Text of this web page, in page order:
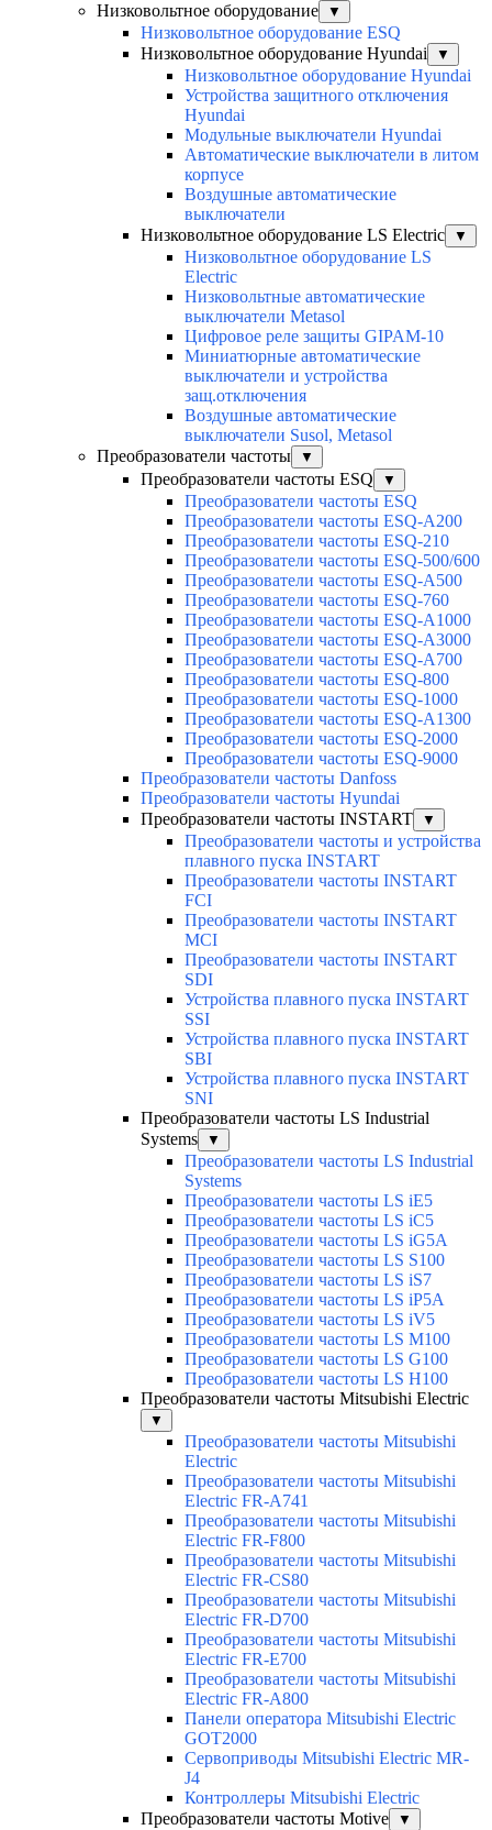
Низковольтное оборудование ▼
Низковольтное оборудование ESQ
Низковольтное оборудование Hyundai
▼
Низковольтное оборудование Hyundai
Устройства защитного отключения
Hyundai
Модульные выключатели Hyundai
Автоматические выключатели в литом
корпусе
Воздушные автоматические
выключатели
Низковольтное оборудование LS Electric
▼
Низковольтное оборудование LS
Electric
Низковольтные автоматические
выключатели Metasol
Цифровое реле защиты GIPAM-10
Миниатюрные автоматические
выключатели и устройства
защ.отключения
Воздушные автоматические
выключатели Susol, Metasol
Преобразователи частоты
▼
Преобразователи частоты ESQ ▼
Преобразователи частоты ESQ
Преобразователи частоты ESQ-A200
Преобразователи частоты ESQ-210
Преобразователи частоты ESQ-500/600
Преобразователи частоты ESQ-A500
Преобразователи частоты ESQ-760
Преобразователи частоты ESQ-A1000
Преобразователи частоты ESQ-A3000
Преобразователи частоты ESQ-A700
Преобразователи частоты ESQ-800
Преобразователи частоты ESQ-1000
Преобразователи частоты ESQ-A1300
Преобразователи частоты ESQ-2000
Преобразователи частоты ESQ-9000
Преобразователи частоты Danfoss
Преобразователи частоты Hyundai
Преобразователи частоты INSTART
▼
Преобразователи частоты и устройства
плавного пуска INSTART
Преобразователи частоты INSTART
FCI
Преобразователи частоты INSTART
MCI
Преобразователи частоты INSTART
SDI
Устройства плавного пуска INSTART
SSI
Устройства плавного пуска INSTART
SBI
Устройства плавного пуска INSTART
SNI
Преобразователи частоты LS Industrial
Systems
▼
Преобразователи частоты LS Industrial
Systems
Преобразователи частоты LS iE5
Преобразователи частоты LS iC5
Преобразователи частоты LS iG5A
Преобразователи частоты LS S100
Преобразователи частоты LS iS7
Преобразователи частоты LS iP5A
Преобразователи частоты LS iV5
Преобразователи частоты LS M100
Преобразователи частоты LS G100
Преобразователи частоты LS H100
Преобразователи частоты Mitsubishi Electric
▼
Преобразователи частоты Mitsubishi
Electric
Преобразователи частоты Mitsubishi
Electric FR-A741
Преобразователи частоты Mitsubishi
Electric FR-F800
Преобразователи частоты Mitsubishi
Electric FR-CS80
Преобразователи частоты Mitsubishi
Electric FR-D700
Преобразователи частоты Mitsubishi
Electric FR-E700
Преобразователи частоты Mitsubishi
Electric FR-A800
Панели оператора Mitsubishi Electric
GOT2000
Сервоприводы Mitsubishi Electric MR-
J4
Контроллеры Mitsubishi Electric
Преобразователи частоты Motive
▼